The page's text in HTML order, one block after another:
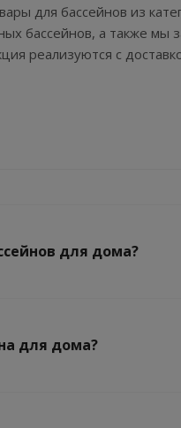
для бассейнов из
бассейнов, а также мы
реализуются с
для дома?
для дома?